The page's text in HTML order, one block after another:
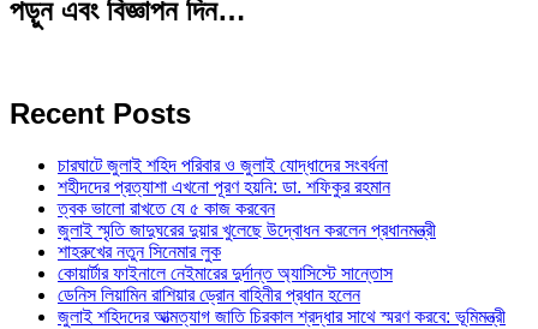
পড়ুন এবং বিজ্ঞাপন দিন…
Recent Posts
চারঘাটে জুলাই শহিদ পরিবার ও জুলাই যোদ্ধাদের সংবর্ধনা
শহীদদের প্রত্যাশা এখনো পূরণ হয়নি: ডা. শফিকুর রহমান
ত্বক ভালো রাখতে যে ৫ কাজ করবেন
জুলাই স্মৃতি জাদুঘরের দুয়ার খুলেছে উদ্বোধন করলেন প্রধানমন্ত্রী
শাহরুখের নতুন সিনেমার লুক
কোয়ার্টার ফাইনালে নেইমারের দুর্দান্ত অ্যাসিস্টে সান্তোস
ডেনিস লিয়ামিন রাশিয়ার ড্রোন বাহিনীর প্রধান হলেন
জুলাই শহিদদের আত্মত্যাগ জাতি চিরকাল শ্রদ্ধার সাথে স্মরণ করবে: ভূমিমন্ত্রী